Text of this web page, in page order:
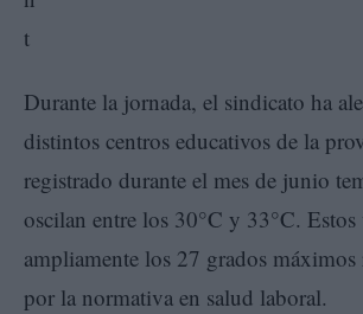
Durante la jornada, el sindicato ha
distintos centros educativos de la
registrado durante el mes de junio
oscilan entre los 30°C y 33°C. Estos
ampliamente los 27 grados máximos
por la normativa en salud laboral.